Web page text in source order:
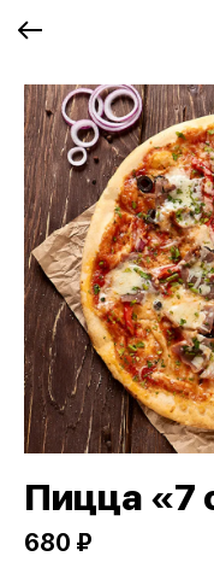
Пицца «7
680 ₽